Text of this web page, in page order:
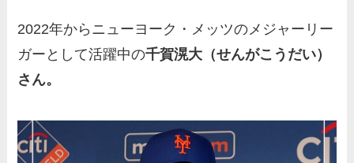
2022年からニューヨーク・メッツのメジャーリー
ガーとして活躍中の千賀滉大（せんがこうだい）
さん。